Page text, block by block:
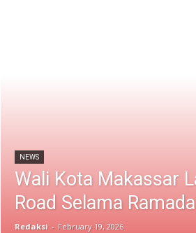
NEWS
Wali Kota Makassar
Road Selama
Redaksi - February 19, 2026